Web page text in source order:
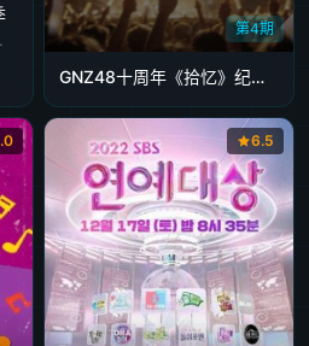
20260112 20260113 20260119
20260217 20260223 20260302
20260316 20260323 20260324
20260414 20260421
20260504 20260511 20260512
20260601 20260602
Sun
第4期
GNZ48十周年《拾忆》纪念片
6.5